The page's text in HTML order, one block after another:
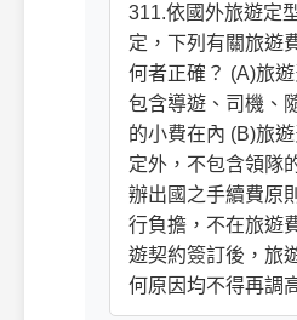
311.依國外旅遊定
定，下列有關旅遊
何者正確？ (A)旅
包含導遊、司機、
的小費在內 (B)旅
定外，不包含領隊
辦出國之手續費原
行負擔，不在旅遊
遊契約簽訂後，旅
何原因均不得再調